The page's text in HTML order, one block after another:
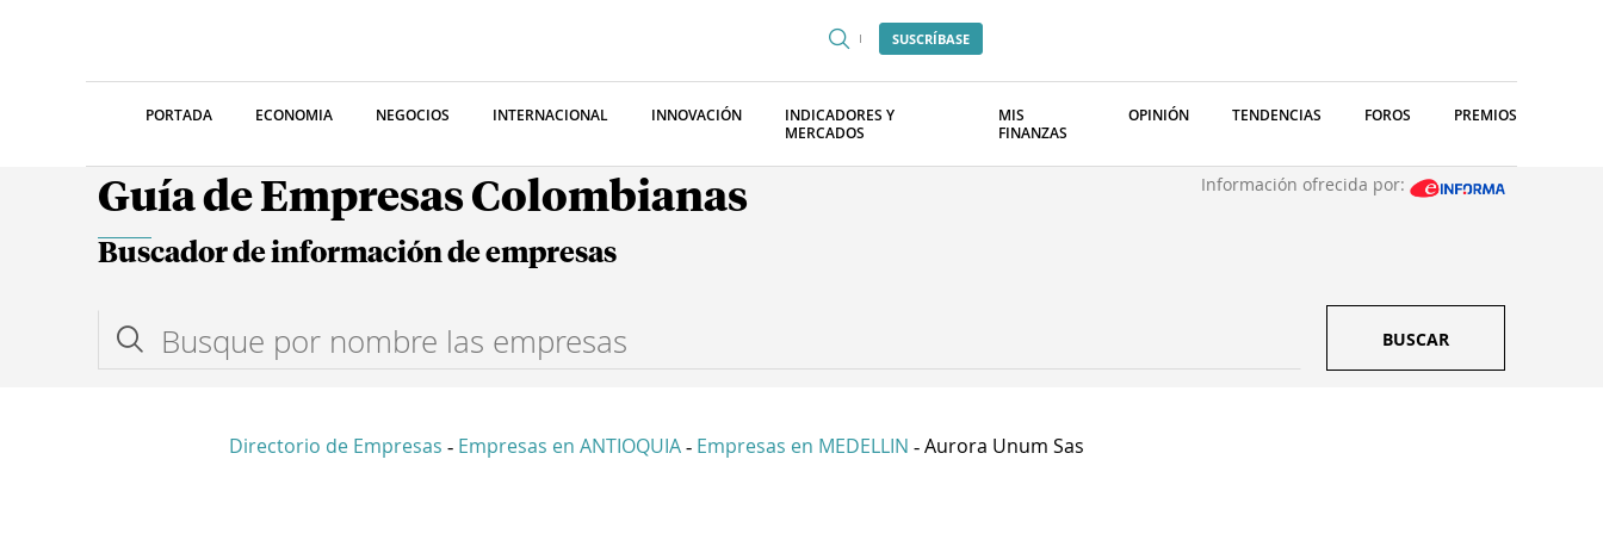
SUSCRÍBASE
PORTADA ECONOMIA NEGOCIOS INTERNACIONAL INNOVACIÓN
INDICADORES Y
MERCADOS
MIS
FINANZAS
OPINIÓN TENDENCIAS FOROS PREMIOS
Guía de Empresas Colombianas Información ofrecida por:
Buscador de información de empresas
BUSCAR
Directorio de Empresas - Empresas en ANTIOQUIA - Empresas en MEDELLIN - Aurora Unum Sas